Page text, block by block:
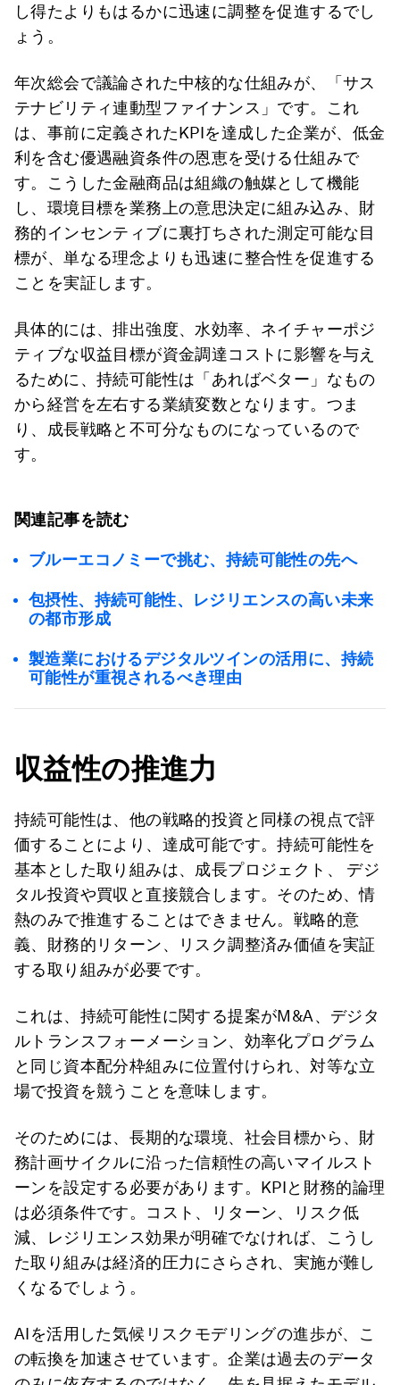
し得たよりもはるかに迅速に調整を促進するでし
ょう。
年次総会で議論された中核的な仕組みが、「サス
テナビリティ連動型ファイナンス」です。これ
は、事前に定義されたKPIを達成した企業が、低金
利を含む優遇融資条件の恩恵を受ける仕組みで
す。こうした金融商品は組織の触媒として機能
し、環境目標を業務上の意思決定に組み込み、財
務的インセンティブに裏打ちされた測定可能な目
標が、単なる理念よりも迅速に整合性を促進する
ことを実証します。
具体的には、排出強度、水効率、ネイチャーポジ
ティブな収益目標が資金調達コストに影響を与え
るために、持続可能性は「あればベター」なもの
から経営を左右する業績変数となります。つま
り、成長戦略と不可分なものになっているので
す。
関連記事を読む
ブルーエコノミーで挑む、持続可能性の先へ
包摂性、持続可能性、レジリエンスの高い未来
の都市形成
製造業におけるデジタルツインの活用に、持続
可能性が重視されるべき理由
収益性の推進力
持続可能性は、他の戦略的投資と同様の視点で評
価することにより、達成可能です。持続可能性を
基本とした取り組みは、成長プロジェクト、 デジ
タル投資や買収と直接競合します。そのため、情
熱のみで推進することはできません。戦略的意
義、財務的リターン、リスク調整済み価値を実証
する取り組みが必要です。
これは、持続可能性に関する提案がM&A、デジタ
ルトランスフォーメーション、効率化プログラム
と同じ資本配分枠組みに位置付けられ、対等な立
場で投資を競うことを意味します。
そのためには、長期的な環境、社会目標から、財
務計画サイクルに沿った信頼性の高いマイルスト
ーンを設定する必要があります。KPIと財務的論理
は必須条件です。コスト、リターン、リスク低
減、レジリエンス効果が明確でなければ、こうし
た取り組みは経済的圧力にさらされ、実施が難し
くなるでしょう。
AIを活用した気候リスクモデリングの進歩が、こ
の転換を加速させています。企業は過去のデータ